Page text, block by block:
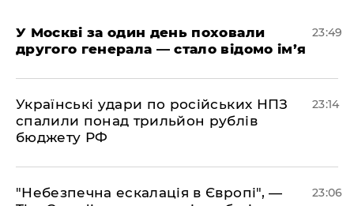
​У Москві за один день поховали
другого генерала — стало відомо ім’я
23:49
​Українські удари по російських НПЗ
спалили понад трильйон рублів
бюджету РФ
23:14
​"Небезпечна ескалація в Європі", —
23:06